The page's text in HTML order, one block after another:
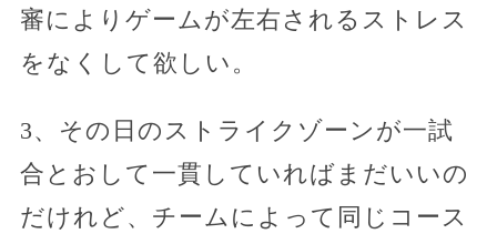
審によりゲームが左右されるストレス
をなくして欲しい。
3、その日のストライクゾーンが一試
合とおして一貫していればまだいいの
だけれど、チームによって同じコース